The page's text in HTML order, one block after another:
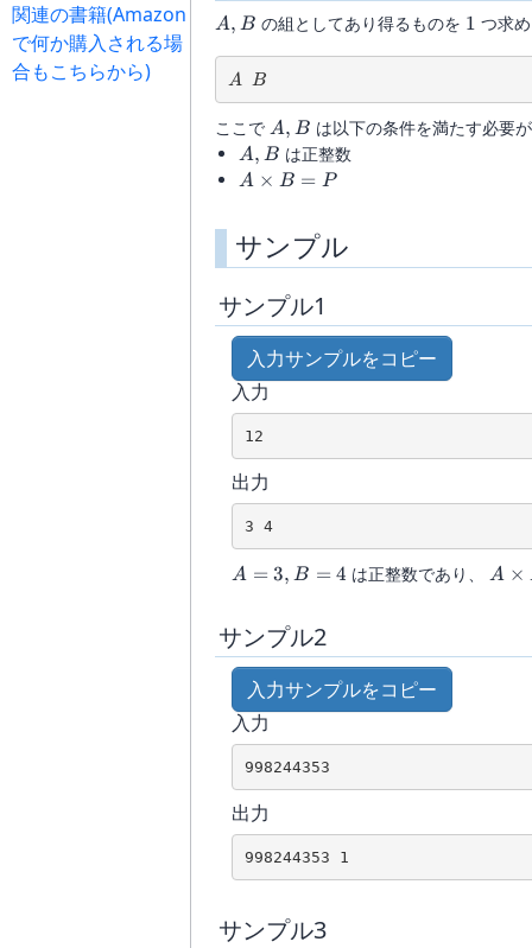
関連の書籍(Amazon
で何か購入される場
合もこちらから)
A,B
A, B の組としてあり得るものを 1
1 つ求
A
A B
B
ここで A,B
A, B は以下の条件を満たす必要
A,B
A, B は正整数
A\times
A × B = P
サンプル
サンプル1
入力サンプルをコピー
入力
12
出力
3 4
A=3,B=4
A = 3, B = 4 は正整数であり、A ×
サンプル2
入力サンプルをコピー
入力
998244353
出力
998244353 1
サンプル3